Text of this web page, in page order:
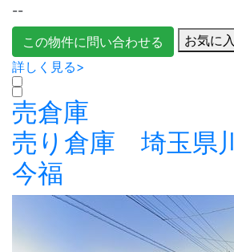
--
この物件に問い合わせる
お気に
詳しく見る>
売倉庫
売り倉庫 埼玉県
今福